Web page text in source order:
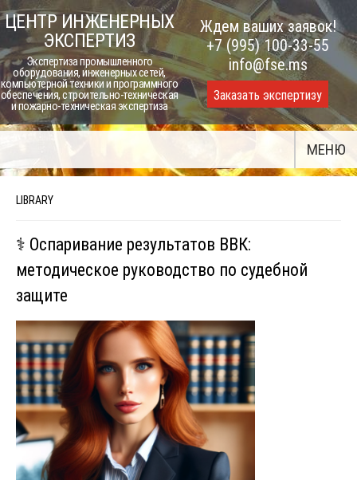
Skip
to
content
ЦЕНТР ИНЖЕНЕРНЫХ
ЭКСПЕРТИЗ
Экспертиза промышленного
оборудования, инженерных сетей,
компьютерной техники и программного
обеспечения, строительно-техническая
и пожарно-техническая экспертиза
Ждем ваших заявок!
+7 (995) 100-33-55
info@fse.ms
Заказать экспертизу
МЕНЮ
LIBRARY
⚕️ Оспаривание результатов ВВК:
методическое руководство по судебной
защите